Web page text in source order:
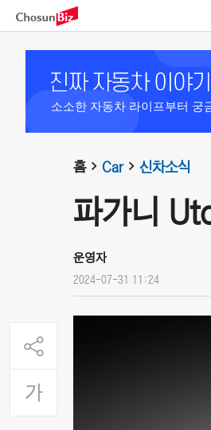
소소한 자동차 라이프부터 궁
홈 Car 신차소식
파가니
운영자
2024-07-31 11:24